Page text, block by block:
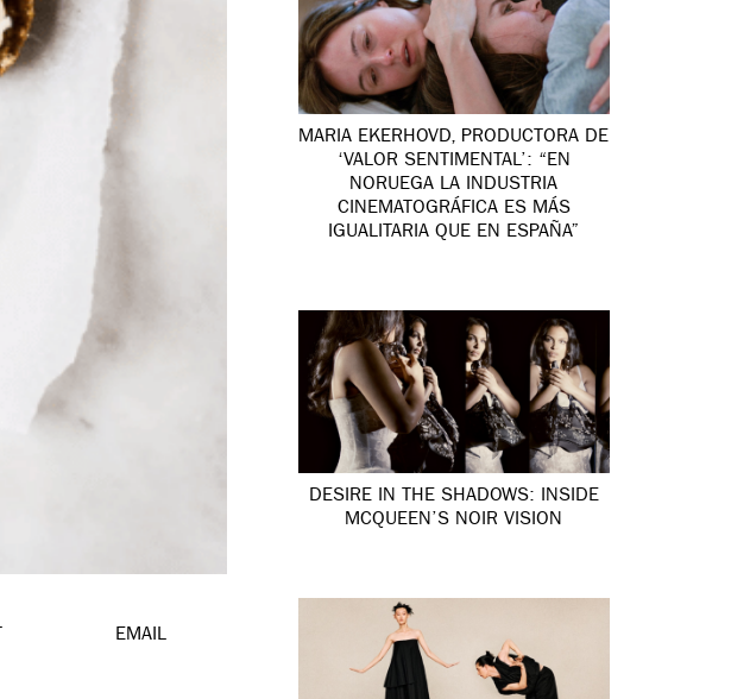
EMAIL
MARIA EKERHOVD, PRODUCTORA DE
‘VALOR SENTIMENTAL’: “EN
NORUEGA LA INDUSTRIA
CINEMATOGRÁFICA ES MÁS
IGUALITARIA QUE EN ESPAÑA”
DESIRE IN THE SHADOWS: INSIDE
MCQUEEN’S NOIR VISION